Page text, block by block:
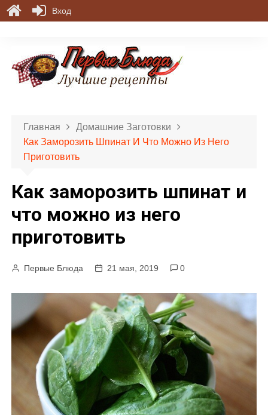
Главная
Домашние Заготовки
Как Заморозить Шпинат И Что Можно Из Него
Приготовить
Как заморозить шпинат и
что можно из него
приготовить
Первые Блюда 21 мая, 2019 0
Вход